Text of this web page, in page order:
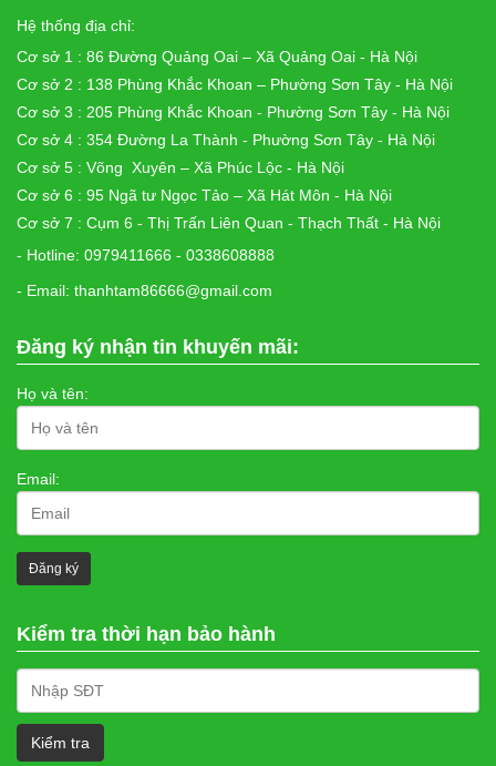
Hệ thống địa chỉ:
Cơ sở 1 : 86 Đường Quảng Oai – Xã Quảng Oai - Hà Nội
Cơ sở 2 : 138 Phùng Khắc Khoan – Phường Sơn Tây - Hà Nội
Cơ sở 3 : 205 Phùng Khắc Khoan - Phường Sơn Tây - Hà Nội
Cơ sở 4 : 354 Đường La Thành - Phường Sơn Tây - Hà Nội
Cơ sở 5 : Võng Xuyên – Xã Phúc Lộc - Hà Nội
Cơ sở 6 : 95 Ngã tư Ngọc Tảo – Xã Hát Môn - Hà Nội
Cơ sở 7 : Cụm 6 - Thị Trấn Liên Quan - Thạch Thất - Hà Nội
- Hotline: 0979411666 - 0338608888
- Email: thanhtam86666@gmail.com
Đăng ký nhận tin khuyến mãi:
Họ và tên:
Email:
Kiểm tra thời hạn bảo hành